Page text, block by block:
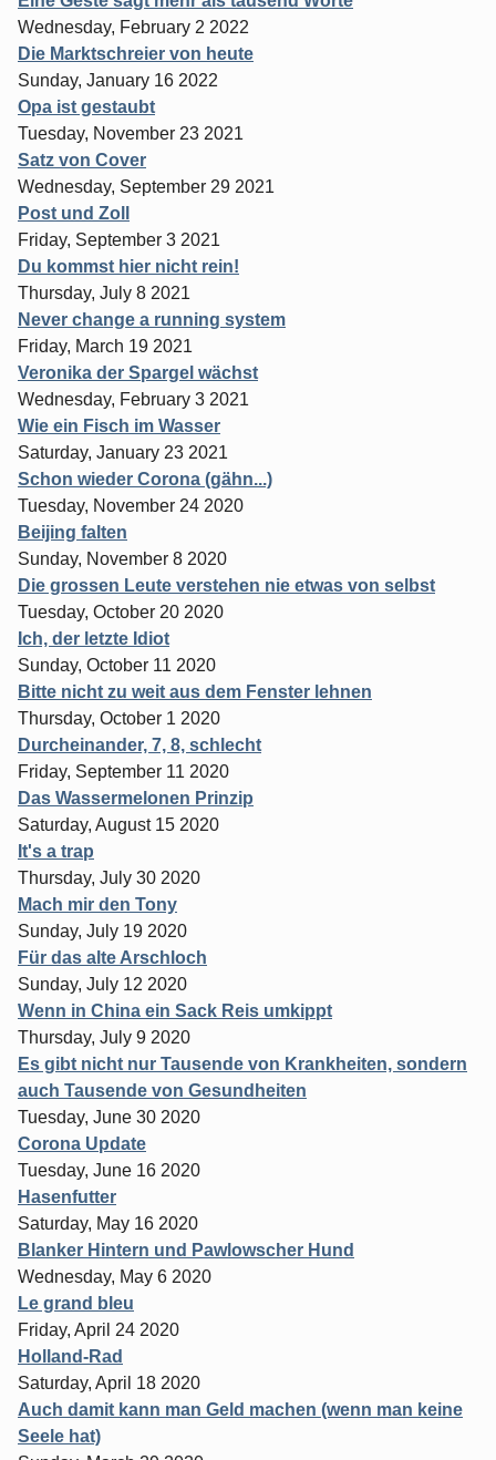
Wednesday, February 2 2022
Die Marktschreier von heute
Sunday, January 16 2022
Opa ist gestaubt
Tuesday, November 23 2021
Satz von Cover
Wednesday, September 29 2021
Post und Zoll
Friday, September 3 2021
Du kommst hier nicht rein!
Thursday, July 8 2021
Never change a running system
Friday, March 19 2021
Veronika der Spargel wächst
Wednesday, February 3 2021
Wie ein Fisch im Wasser
Saturday, January 23 2021
Schon wieder Corona (gähn...)
Tuesday, November 24 2020
Beijing falten
Sunday, November 8 2020
Die grossen Leute verstehen nie etwas von selbst
Tuesday, October 20 2020
Ich, der letzte Idiot
Sunday, October 11 2020
Bitte nicht zu weit aus dem Fenster lehnen
Thursday, October 1 2020
Durcheinander, 7, 8, schlecht
Friday, September 11 2020
Das Wassermelonen Prinzip
Saturday, August 15 2020
It's a trap
Thursday, July 30 2020
Mach mir den Tony
Sunday, July 19 2020
Für das alte Arschloch
Sunday, July 12 2020
Wenn in China ein Sack Reis umkippt
Thursday, July 9 2020
Es gibt nicht nur Tausende von Krankheiten, sondern
auch Tausende von Gesundheiten
Tuesday, June 30 2020
Corona Update
Tuesday, June 16 2020
Hasenfutter
Saturday, May 16 2020
Blanker Hintern und Pawlowscher Hund
Wednesday, May 6 2020
Le grand bleu
Friday, April 24 2020
Holland-Rad
Saturday, April 18 2020
Auch damit kann man Geld machen (wenn man keine
Seele hat)